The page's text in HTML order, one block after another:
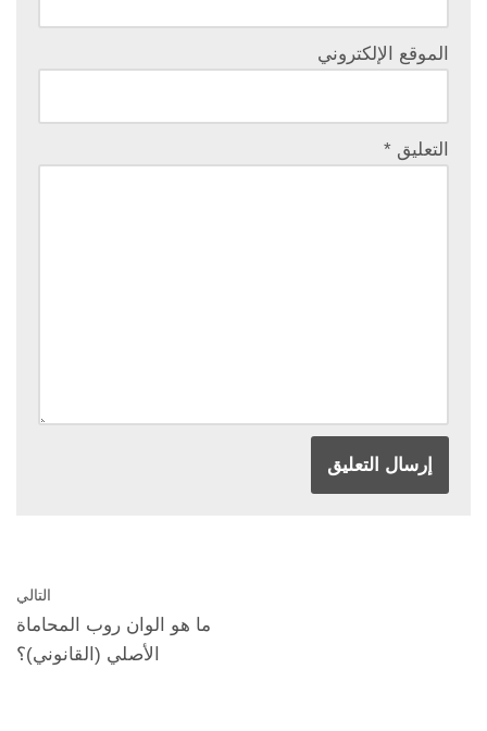
الموقع الإلكتروني
التعليق *
التالي
ما هو الوان روب المحاماة
الأصلي (القانوني)؟